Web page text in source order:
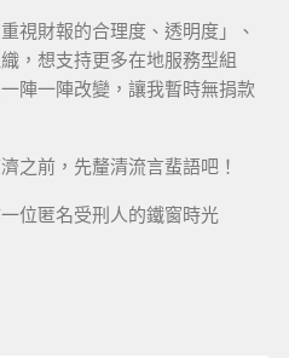
視財報的合理度、透明度」、
，想支持更多在地服務型組
陣一陣改變，讓我暫時無捐款
之前，先釐清流言蜚語吧！
位匿名受刑人的鐵窗時光